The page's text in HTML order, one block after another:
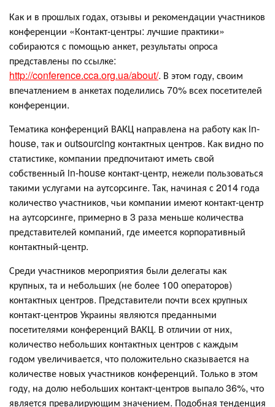
Как и в прошлых годах, отзывы и рекомендации участников
конференции «Контакт-центры: лучшие практики»
собираются с помощью анкет, результаты опроса
представлены по ссылке:
http://conference.cca.org.ua/about/. В этом году, своим
впечатлением в анкетах поделились 70% всех посетителей
конференции.
Тематика конференций ВАКЦ направлена на работу как in-
house, так и outsourcing контактных центров. Как видно по
статистике, компании предпочитают иметь свой
собственный in-house контакт-центр, нежели пользоваться
такими услугами на аутсорсинге. Так, начиная с 2014 года
количество участников, чьи компании имеют контакт-центр
на аутсорсинге, примерно в 3 раза меньше количества
представителей компаний, где имеется корпоративный
контактный-центр.
Среди участников мероприятия были делегаты как
крупных, та и небольших (не более 100 операторов)
контактных центров. Представители почти всех крупных
контакт-центров Украины являются преданными
посетителями конференций ВАКЦ. В отличии от них,
количество небольших контактных центров с каждым
годом увеличивается, что положительно сказывается на
количестве новых участников конференций. Только в этом
году, на долю небольших контакт-центров выпало 36%, что
является превалирующим значением. Подобная тенденция